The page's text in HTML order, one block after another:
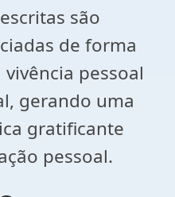
são
de forma
pessoal
gerando uma
gratificante
pessoal.